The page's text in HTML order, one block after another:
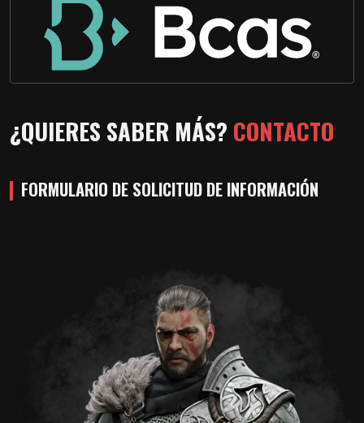
¿QUIERES SABER MÁS? CONTACTO
FORMULARIO DE SOLICITUD DE INFORMACIÓN